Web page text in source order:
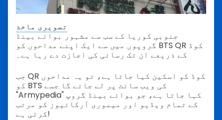
تصویری ماخذ
جنوبی کوریا کے سب سے مشہور بوائے بینڈ
گروپوں میں سے ایک اپنے مداحوں کو BTS QR کوڈ
کے ذریعے ان تک رسائی کی اجازت دے رہا ہے۔
جب QR کوڈ کو اسکین کیا جاتا ہے، تو یہ مداحوں
کو BTS کی ویب سائٹ پر لے جائے گا جسے
"Armypedia" کہا جاتا ہے، جو بوائے بینڈ گروپ
کے تمام ویڈیو اور میموری آرکائیوز کو مرتب
کرتی ہے!